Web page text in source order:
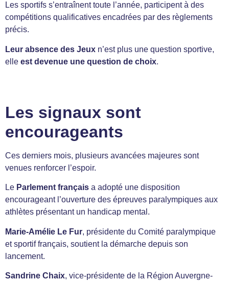
Les sportifs s’entraînent toute l’année, participent à des
compétitions qualificatives encadrées par des règlements
précis.
Leur absence des Jeux n’est plus une question sportive,
elle est devenue une question de choix.
Les signaux sont
encourageants
Ces derniers mois, plusieurs avancées majeures sont
venues renforcer l’espoir.
Le Parlement français a adopté une disposition
encourageant l’ouverture des épreuves paralympiques aux
athlètes présentant un handicap mental.
Marie-Amélie Le Fur, présidente du Comité paralympique
et sportif français, soutient la démarche depuis son
lancement.
Sandrine Chaix, vice-présidente de la Région Auvergne-